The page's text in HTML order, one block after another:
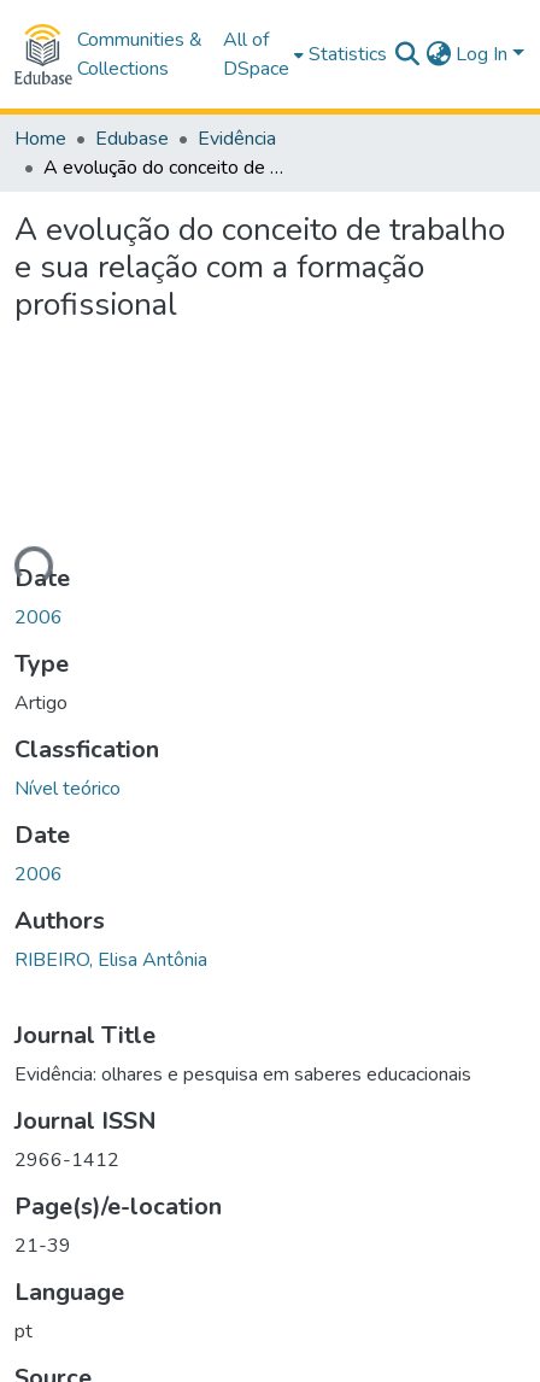
Communities &
Collections
All of
DSpace
Statistics Log In
Home Edubase
Evidência
A evolução do conceito de trabalho e sua relação com a formação profissional
A evolução do conceito de trabalho
e sua relação com a formação
profissional
Date
2006
Type
Artigo
Classfication
Nível teórico
Date
2006
Authors
RIBEIRO, Elisa Antônia
Journal Title
Evidência: olhares e pesquisa em saberes educacionais
Journal ISSN
2966-1412
Page(s)/e-location
21-39
Language
pt